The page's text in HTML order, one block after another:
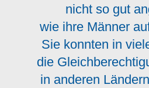
nicht so gut
wie ihre Männer
Sie konnten in
die
in anderen